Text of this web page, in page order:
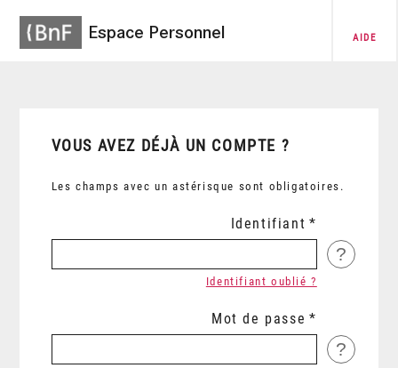
Espace Personnel AIDE
VOUS AVEZ DÉJÀ UN COMPTE ?
Les champs avec un astérisque sont obligatoires.
Identifiant
?
Identifiant oublié ?
Mot de passe
?